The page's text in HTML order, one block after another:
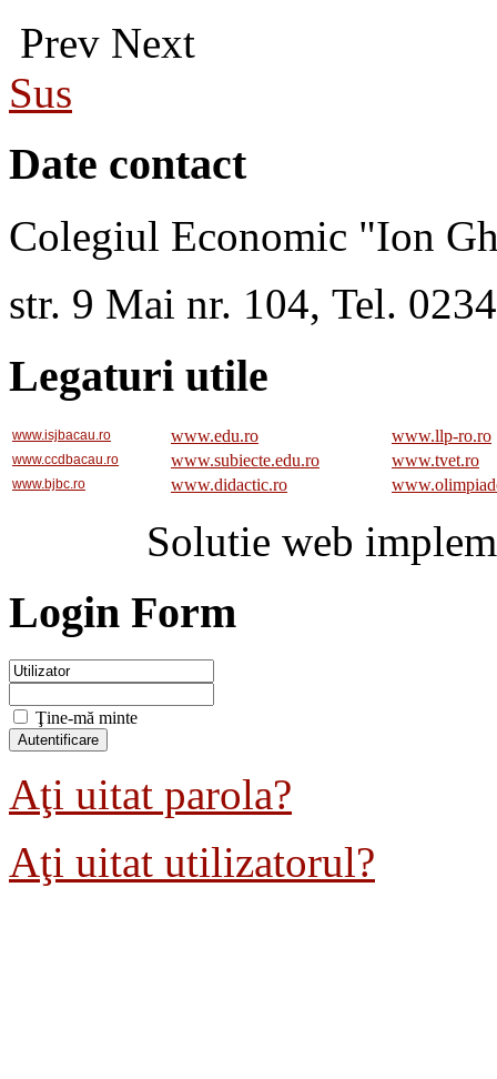
Prev Next
Sus
Date contact
Colegiul Economic "Ion
str. 9 Mai nr. 104, Tel.
Legaturi utile
www.isjbacau.ro www.edu.ro www.llp-ro.ro
www.ccdbacau.ro www.subiecte.edu.ro www.tvet.ro
www.bjbc.ro www.didactic.ro
Solutie web
Login Form
Ţine-mă minte
Aţi uitat parola?
Aţi uitat utilizatorul?